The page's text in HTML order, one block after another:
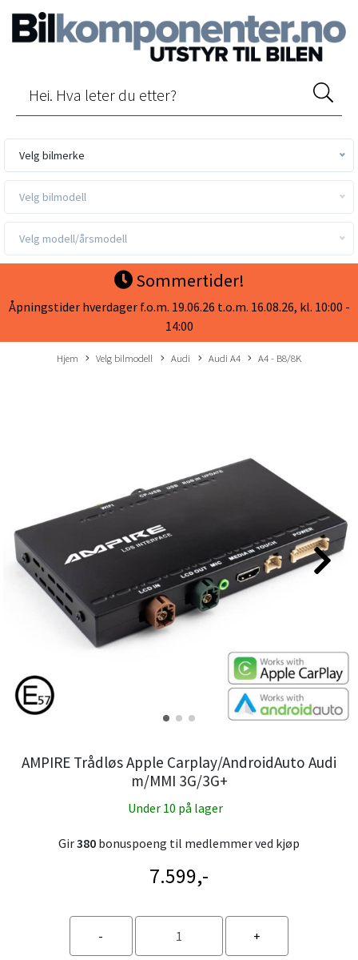
Velg bilmerke
Velg bilmodell
Velg modell/årsmodell
Sommertider!
Åpningstider hverdager f.o.m. 19.06.26 t.o.m. 16.08.26, kl. 10:00 -
14:00
Hjem Velg bilmodell Audi Audi A4 A4 - B8/8K
AMPIRE Trådløs Apple Carplay/AndroidAuto Audi
m/MMI 3G/3G+
Under 10 på lager
Gir380 bonuspoeng til medlemmer ved kjøp
7.599,-